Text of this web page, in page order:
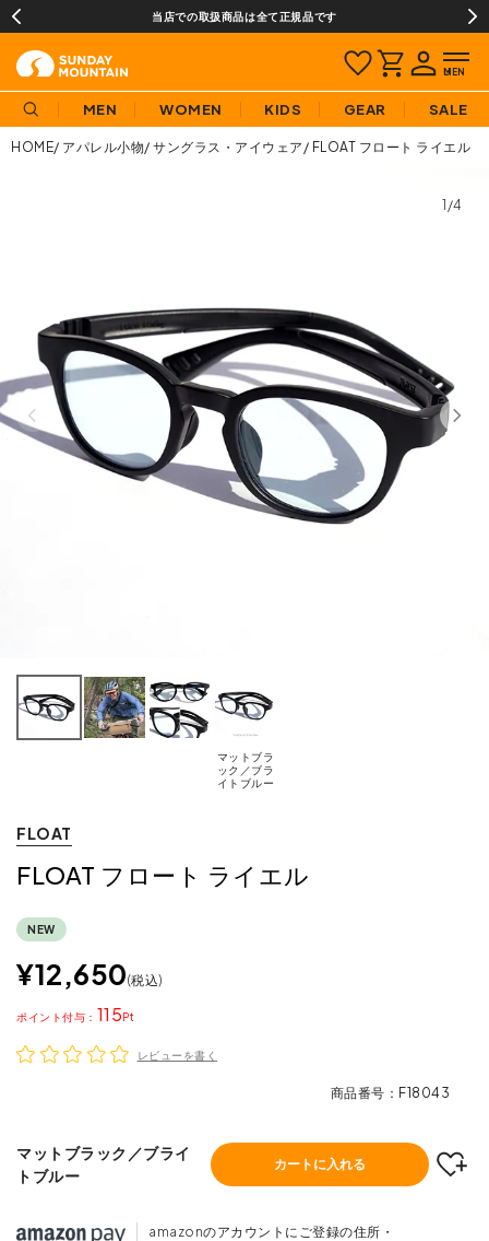
当店での取扱商品は全て正規品です
MEN WOMEN KIDS GEAR SALE
HOME アパレル小物 サングラス・アイウェア FLOAT フロート ライエル
1/4
マットブラ
ック／ブラ
イトブルー
FLOAT
FLOAT フロート ライエル
NEW
¥12,650 税込
115
ポイント
レビューを書く
商品番号 F18043
マットブラック／ブライ
トブルー
カートに入れる
amazonのアカウントにご登録の住所・